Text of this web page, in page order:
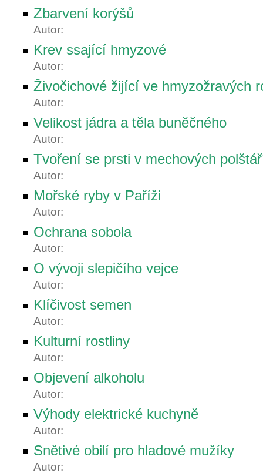
Zbarvení korýšů
Autor:
Krev ssající hmyzové
Autor:
Živočichové žijící ve hmyzožravých
Autor:
Velikost jádra a těla buněčného
Autor:
Tvoření se prsti v mechových
Autor:
Mořské ryby v Paříži
Autor:
Ochrana sobola
Autor:
O vývoji slepičího vejce
Autor:
Klíčivost semen
Autor:
Kulturní rostliny
Autor:
Objevení alkoholu
Autor:
Výhody elektrické kuchyně
Autor:
Snětivé obilí pro hladové mužíky
Autor: